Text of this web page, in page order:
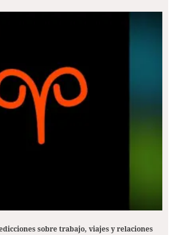
sobre trabajo, viajes y relaciones